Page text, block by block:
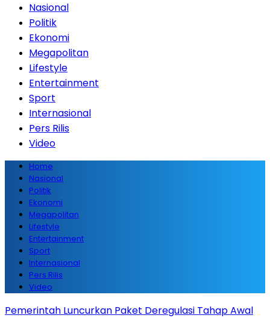
Nasional
Politik
Ekonomi
Megapolitan
Lifestyle
Entertainment
Sport
Internasional
Pers Rilis
Video
Home
Nasional
Politik
Ekonomi
Megapolitan
Lifestyle
Entertainment
Sport
Internasional
Pers Rilis
Video
Pemerintah Luncurkan Paket Deregulasi Tahap Awal